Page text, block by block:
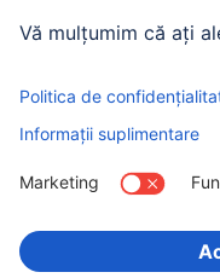
Business-Portal